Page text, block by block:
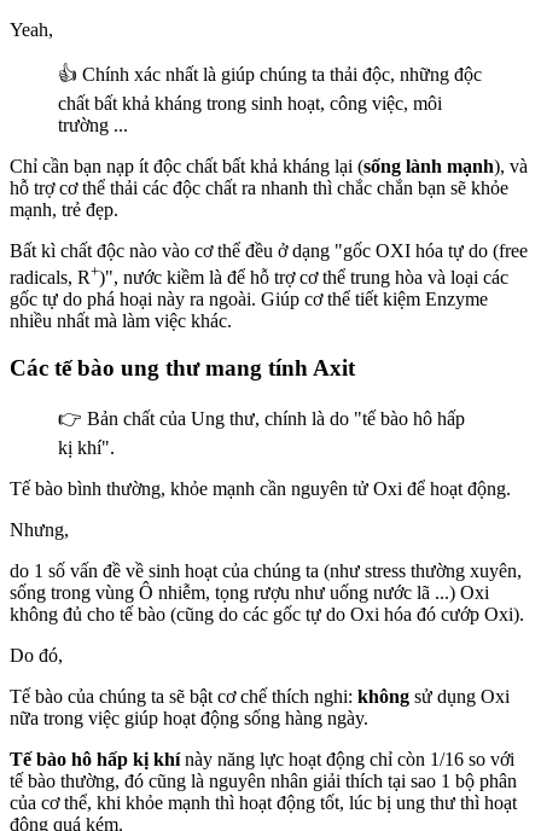
Yeah,
👍 Chính xác nhất là giúp chúng ta thải độc, những độc
chất bất khả kháng trong sinh hoạt, công việc, môi
trường ...
Chỉ cần bạn nạp ít độc chất bất khả kháng lại (sống lành mạnh), và
hỗ trợ cơ thể thải các độc chất ra nhanh thì chắc chắn bạn sẽ khỏe
mạnh, trẻ đẹp.
Bất kì chất độc nào vào cơ thể đều ở dạng "gốc OXI hóa tự do (free
radicals, R+)", nước kiềm là để hỗ trợ cơ thể trung hòa và loại các
gốc tự do phá hoại này ra ngoài. Giúp cơ thể tiết kiệm Enzyme
nhiều nhất mà làm việc khác.
Các tế bào ung thư mang tính Axit
👉 Bản chất của Ung thư, chính là do "tế bào hô hấp
kị khí".
Tế bào bình thường, khỏe mạnh cần nguyên tử Oxi để hoạt động.
Nhưng,
do 1 số vấn đề về sinh hoạt của chúng ta (như stress thường xuyên,
sống trong vùng Ô nhiễm, tọng rượu như uống nước lã ...) Oxi
không đủ cho tế bào (cũng do các gốc tự do Oxi hóa đó cướp Oxi).
Do đó,
Tế bào của chúng ta sẽ bật cơ chế thích nghi: không sử dụng Oxi
nữa trong việc giúp hoạt động sống hàng ngày.
Tế bào hô hấp kị khínày năng lực hoạt động chỉ còn 1/16 so với
tế bào thường, đó cũng là nguyên nhân giải thích tại sao 1 bộ phân
của cơ thể, khi khỏe mạnh thì hoạt động tốt, lúc bị ung thư thì hoạt
động quá kém.